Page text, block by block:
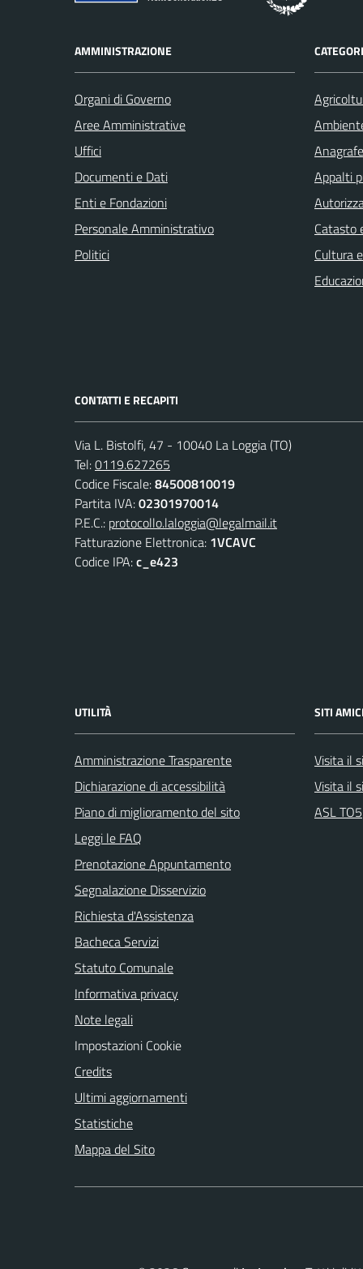
AMMINISTRAZIONE
Organi di Governo
Aree Amministrative
Uffici
Documenti e Dati
Enti e Fondazioni
Personale Amministrativo
Politici
Appalti
Catasto
Cultura
CONTATTI E RECAPITI
Via L. Bistolfi, 47 - 10040 La Loggia (TO)
Tel:0119.627265
Codice Fiscale:84500810019
Partita IVA:02301970014
P.E.C.: protocollo.laloggia@legalmail.it
Fatturazione Elettronica: 1VCAVC
Codice IPA:c_e423
UTILITÀ
Amministrazione Trasparente
Dichiarazione di accessibilità
Piano di miglioramento del sito
Leggi le FAQ
Prenotazione Appuntamento
Segnalazione Disservizio
Richiesta d'Assistenza
Bacheca Servizi
Statuto Comunale
Informativa privacy
Note legali
Impostazioni Cookie
Credits
Ultimi aggiornamenti
Statistiche
Mappa del Sito
SITI AMICI
Visita il
Visita il
ASL TO5